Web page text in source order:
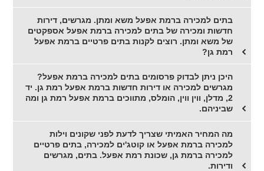
בתים למכירה ברמת אפעל משא ומתן. מגרשים, דירות
חדשות ומכירה של בתים למכירה ברמת אפעל אספקטים
של משא ומתן. רוצים לקנות בתים פרטיים ברמת אפעל
רמת גן?
היכן ניתן לבדוק פרסומים בתים למכירה ברמת אפעל?
מגרשים למכירה או דירות חדשות ברמת אפעל רמת גן. יד
2, מדלן, ווין ווין, הומלס, מתווכים ברמת אפעל רמת גן ומה
שביניהם.
מה המחיר האמיתי שצריך לדעת לפני שקונים וילות
למכירה ברמת אפעל או קוטג'ים למכירה, בתים פרטיים
למכירה ברמת גן, שכונת רמת אפעל. בתים, מגרשים
ודירות.